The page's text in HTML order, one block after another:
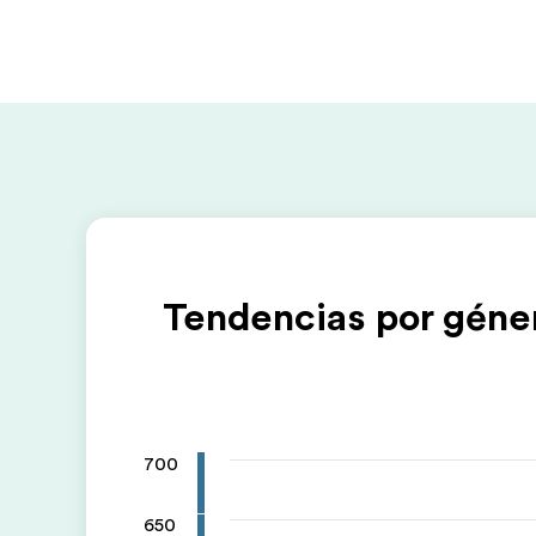
Tendencias por
700
650